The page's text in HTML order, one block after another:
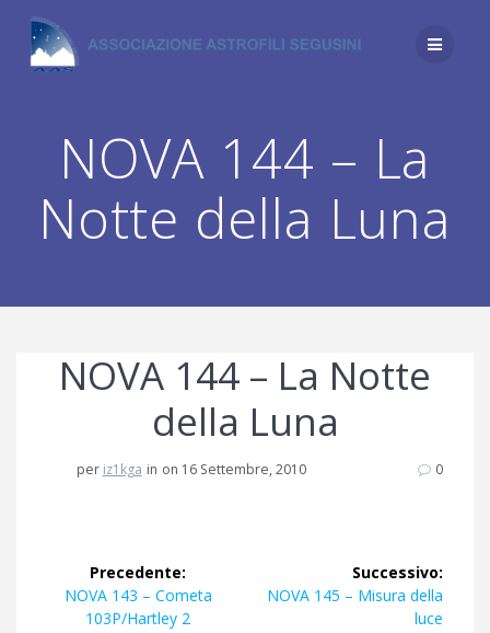
contenuto
NOVA 144 – La
Notte della Luna
NOVA 144 – La Notte
della Luna
per iz1kga in on 16 Settembre, 2010 0
Navigazione
articoli
Precedente:
Articolo
precedente:
NOVA 143 – Cometa
103P/Hartley 2
Successivo:
Articolo
NOVA 145 – Misura della
luce